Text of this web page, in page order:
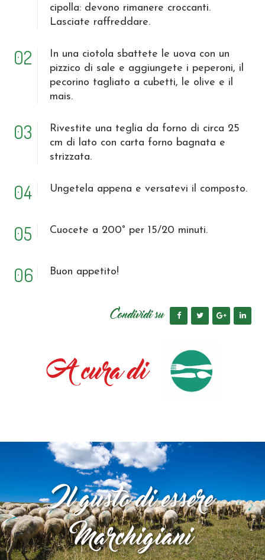
cipolla: devono rimanere croccanti.
Lasciate raffreddare.
02
In una ciotola sbattete le uova con un
pizzico di sale e aggiungete i peperoni, il
pecorino tagliato a cubetti, le olive e il
mais.
03
Rivestite una teglia da forno di circa 25
cm di lato con carta forno bagnata e
strizzata.
04 Ungetela appena e versatevi il composto.
05 Cuocete a 200° per 15/20 minuti.
06 Buon appetito!
Condividi su
A cura di
Il gusto di essere
Marchigiani